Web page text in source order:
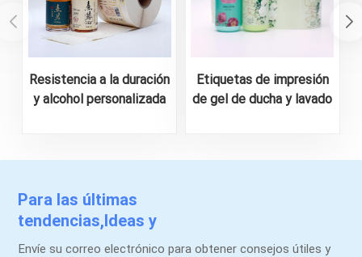
Resistencia a la duración
y alcohol personalizada
Etiquetas de impresión
de gel de ducha y lavado
Para las últimas
tendencias,Ideas y
promociones.
Envíe su correo electrónico para obtener consejos útiles y